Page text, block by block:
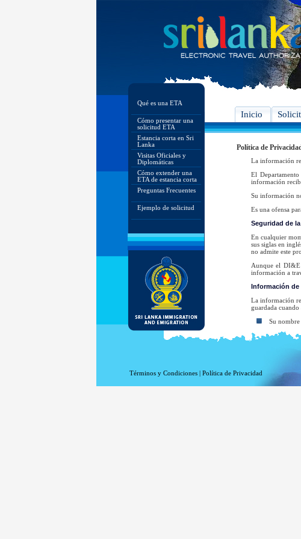
Qué es una ETA
Cómo presentar una
solicitud ETA
Estancia corta en Sri
Lanka
Visitas Oficiales y
Diplomáticas
Cómo extender una
ETA de estancia corta
Preguntas Frecuentes
Ejemplo de solicitud
Inicio
Política de
La información
El
información
Su información
Es una ofensa
Seguridad de
En cualquier
sus siglas en
no admite este
Aunque el DI&E
información a
Información
La información
guardada cuando
Su nombre
La dirección
La fecha y
Las páginas
La página a
Términos y Condiciones | Política de Privacidad